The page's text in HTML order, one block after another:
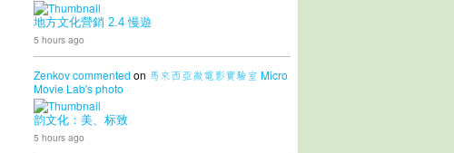
地方文化營銷 2.4 慢遊
5 hours ago
Zenkovcommented on 馬來西亞微電影實驗室 Micro
Movie Lab'sphoto
韵文化：美、标致
5 hours ago